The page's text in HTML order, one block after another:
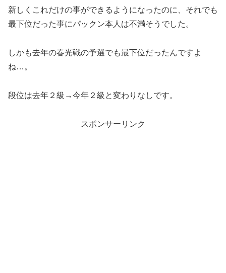
新しくこれだけの事ができるようになったのに、それでも
最下位だった事にパックン本人は不満そうでした。
しかも去年の春光戦の予選でも最下位だったんですよ
ね…。
段位は去年２級→今年２級と変わりなしです。
スポンサーリンク